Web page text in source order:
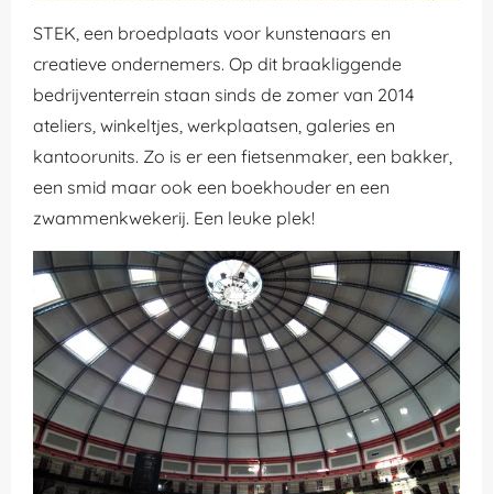
STEK, een broedplaats voor kunstenaars en
creatieve ondernemers. Op dit braakliggende
bedrijventerrein staan sinds de zomer van 2014
ateliers, winkeltjes, werkplaatsen, galeries en
kantoorunits. Zo is er een fietsenmaker, een bakker,
een smid maar ook een boekhouder en een
zwammenkwekerij. Een leuke plek!